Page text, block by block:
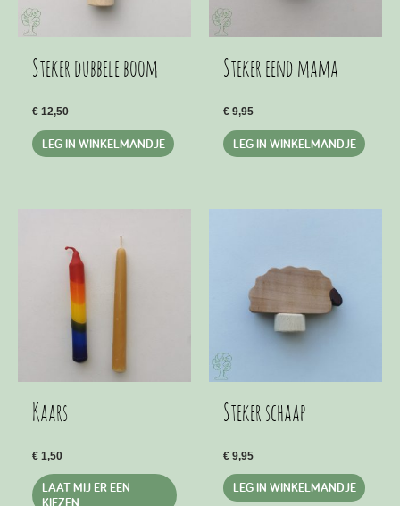
Steker dubbele boom
€ 12,50
LEG IN WINKELMANDJE
Steker eend mama
€ 9,95
LEG IN WINKELMANDJE
Kaars
€ 1,50
LAAT MIJ ER EEN
KIEZEN
product
Steker schaap
€ 9,95
LEG IN WINKELMANDJE